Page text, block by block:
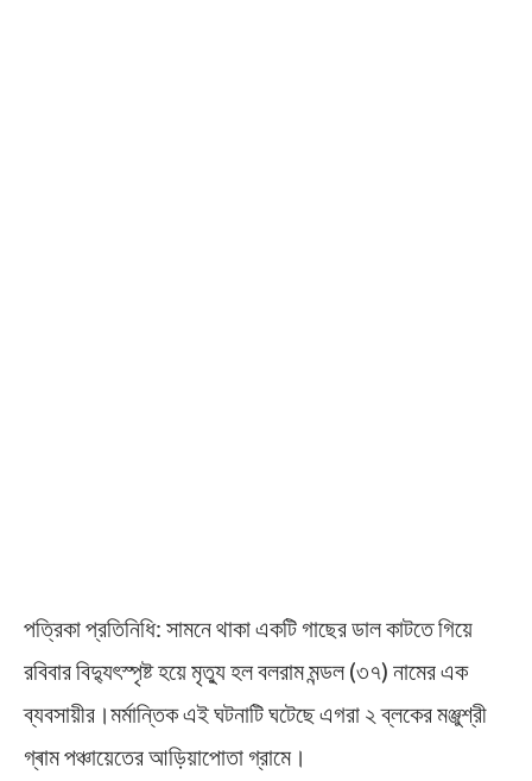
পত্রিকা প্রতিনিধি: সামনে থাকা একটি গাছের ডাল কাটতে গিয়ে
রবিবার বিদ্যুৎস্পৃষ্ট হয়ে মৃত্যু হল বলরাম মন্ডল (৩৭) নামের এক
ব্যবসায়ীর।মর্মান্তিক এই ঘটনাটি ঘটেছে এগরা ২ ব্লকের মঞ্জুশ্রী
গ্ৰাম পঞ্চায়েতের আড়িয়াপোতা গ্রামে।